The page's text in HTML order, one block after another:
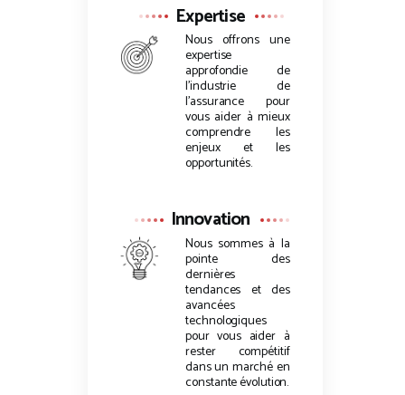
Expertise
Nous offrons une
expertise
approfondie de
l’industrie de
l’assurance pour
vous aider à mieux
comprendre les
enjeux et les
opportunités.
Innovation
Nous sommes à la
pointe des
dernières
tendances et des
avancées
technologiques
pour vous aider à
rester compétitif
dans un marché en
constante évolution.